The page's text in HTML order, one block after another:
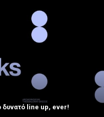
δυνατό line up, ever!